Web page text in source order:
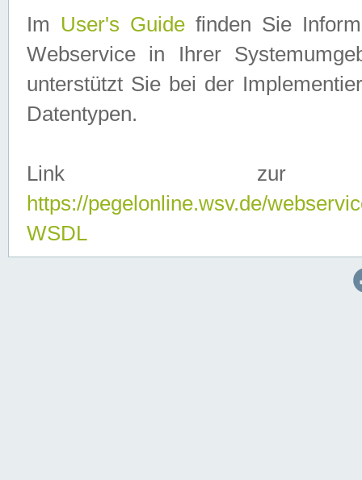
Im User's Guidefinden Sie
Webservice in Ihrer
unterstützt Sie bei der
Datentypen.
Link zur
https://pegelonline.wsv.de/
WSDL